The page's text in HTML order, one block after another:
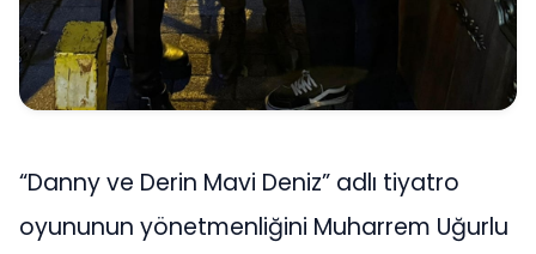
“Danny ve Derin Mavi Deniz” adlı tiyatro
oyununun yönetmenliğini Muharrem Uğurlu